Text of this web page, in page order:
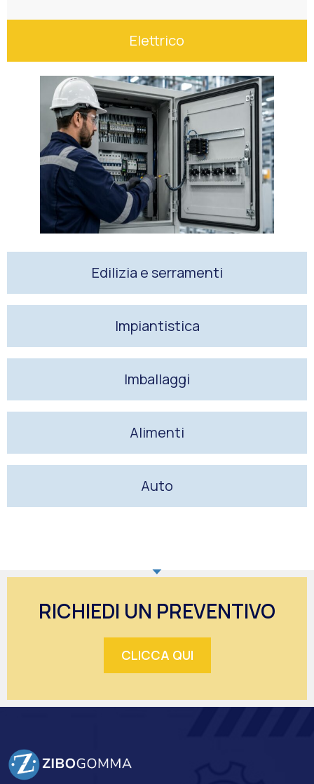
Elettrico
Edilizia e serramenti
Impiantistica
Imballaggi
Alimenti
Auto
RICHIEDI UN PREVENTIVO
CLICCA QUI